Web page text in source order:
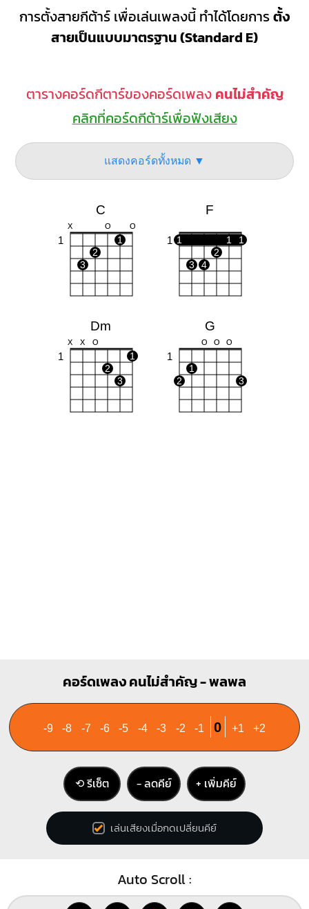
การตั้งสายกีต้าร์ เพื่อเล่นเพลงนี้ ทำได้โดยการตั้ง
สายเป็นแบบมาตรฐาน (Standard E)
ตารางคอร์ดกีตาร์ของคอร์ดเพลง คนไม่สำคัญ
คลิกที่คอร์ดกีต้าร์เพื่อฟังเสียง
แสดงคอร์ดทั้งหมด ▼
C
X O O
1
1
2
3
F
1 1 1
1
2
3
4
Dm
X X O
1
1
2
3
G
O O O
1
1
2
3
คอร์ดเพลง คนไม่สำคัญ - พลพล
-9 -8 -7 -6 -5 -4 -3 -2 -1 0 +1 +2
⟲ รีเซ็ต − ลดคีย์ + เพิ่มคีย์
เล่นเสียงเมื่อกดเปลี่ยนคีย์
Auto Scroll :